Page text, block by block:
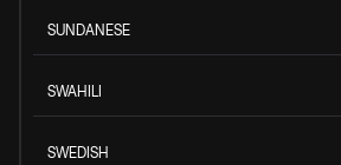
SUNDANESE
SWAHILI
SWEDISH